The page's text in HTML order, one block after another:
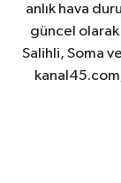
anlık hava
güncel
Salihli, Soma